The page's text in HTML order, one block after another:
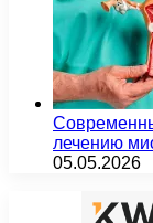
лечению
05.05.2026